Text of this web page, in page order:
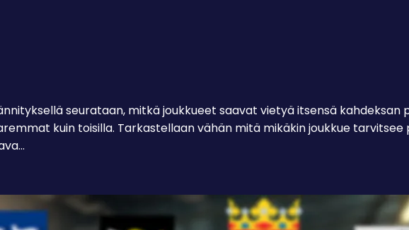
seurataan, mitkä joukkueet saavat vietyä itsensä kahdeksan
kuin toisilla. Tarkastellaan vähän mitä mikäkin joukkue